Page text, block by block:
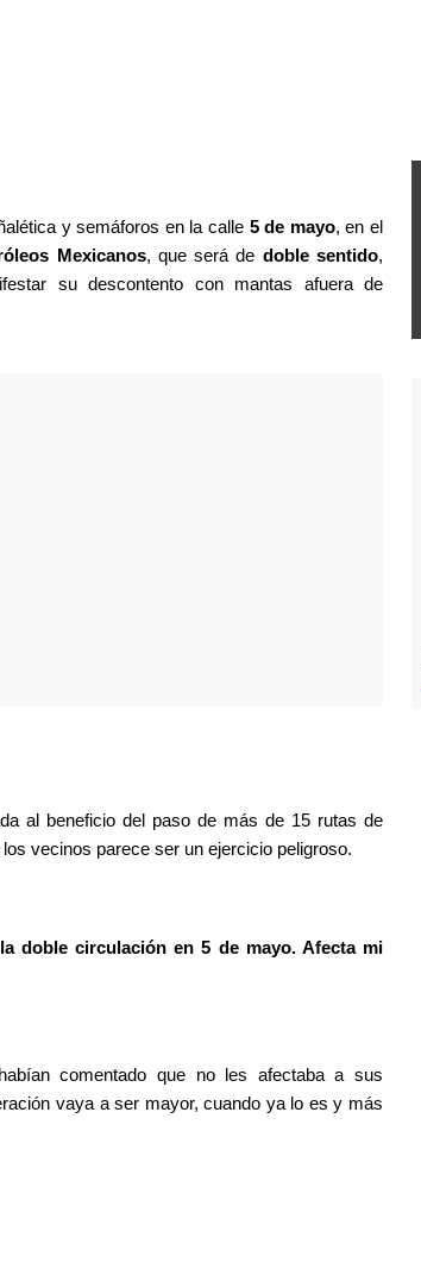
y semáforos en la calle 5 de mayo, en el
Mexicanos, que será de doble sentido,
su descontento con mantas afuera de
al beneficio del paso de más de 15 rutas de
vecinos parece ser un ejercicio peligroso.
la doble circulación en 5 de mayo. Afecta mi
comentado que no les afectaba a sus
vaya a ser mayor, cuando ya lo es y más